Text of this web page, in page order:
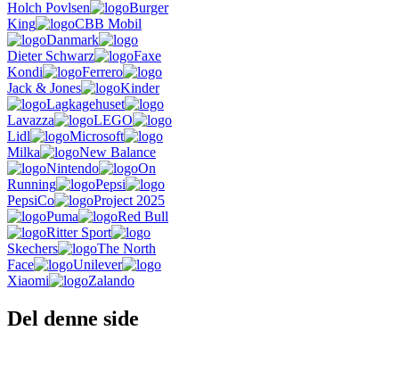
Holch Povlsen
Burger
King
CBB Mobil
Danmark
Dieter Schwarz
Faxe
Kondi
Ferrero
Jack & Jones
Kinder
Lagkagehuset
Lavazza
LEGO
Lidl
Microsoft
Milka
New Balance
Nintendo
On
Running
Pepsi
PepsiCo
Project 2025
Puma
Red Bull
Ritter Sport
Skechers
The North
Face
Unilever
Xiaomi
Zalando
Del denne side